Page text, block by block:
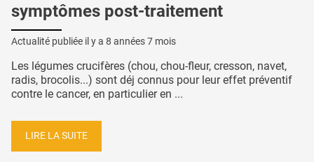
symptômes post-traitement
Actualité publiée il y a 8 années 7 mois
Les légumes crucifères (chou, chou-fleur, cresson, navet,
radis, brocolis...) sont déj connus pour leur effet préventif
contre le cancer, en particulier en ...
LIRE LA SUITE